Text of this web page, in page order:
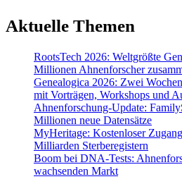
Aktuelle Themen
RootsTech 2026: Weltgrößte
Millionen Ahnenforscher
Genealogica 2026: Zwei
mit Vorträgen, Workshops und
Ahnenforschung-Update:
Millionen neue Datensätze
MyHeritage: Kostenloser
Milliarden Sterberegistern
Boom bei DNA-Tests:
wachsenden Markt